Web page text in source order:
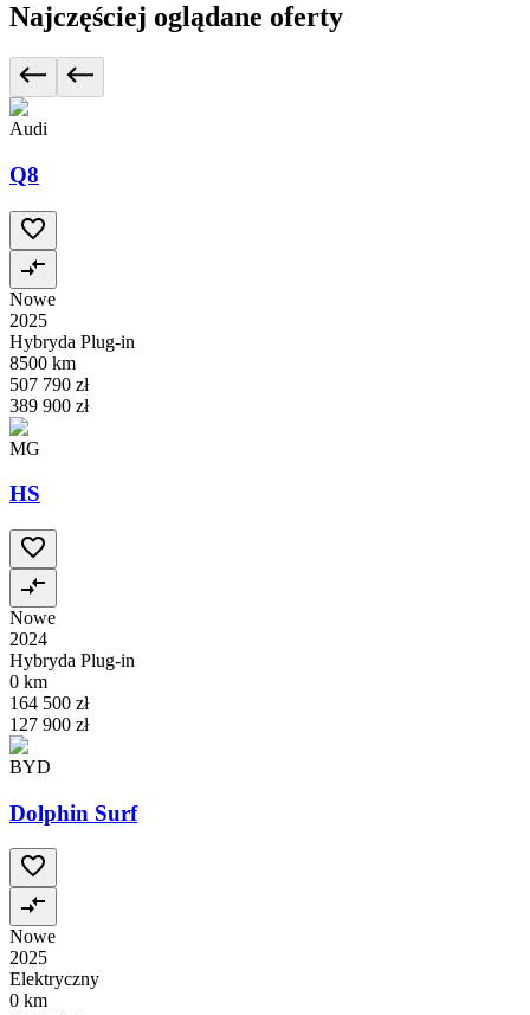
Najczęściej oglądane oferty
Audi
Q8
Nowe
2025
Hybryda Plug-in
8500 km
507 790 zł
389 900 zł
MG
HS
Nowe
2024
Hybryda Plug-in
0 km
164 500 zł
127 900 zł
BYD
Dolphin Surf
Nowe
2025
Elektryczny
0 km